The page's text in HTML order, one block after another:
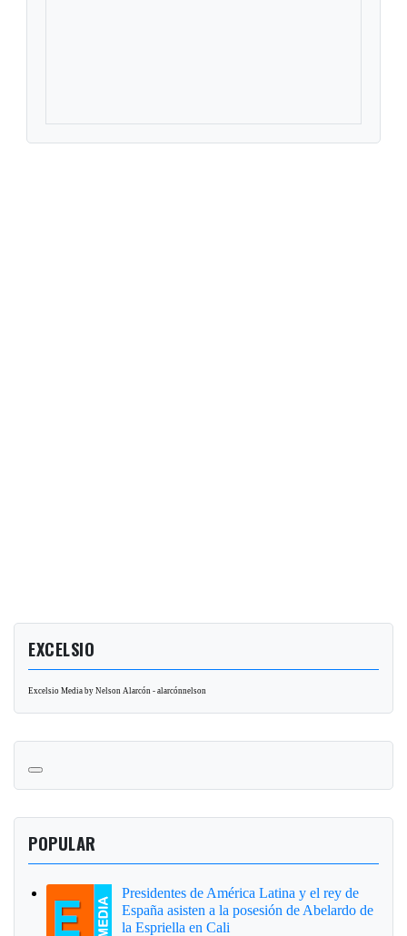
EXCELSIO
Excelsio Media by Nelson Alarcón - alarcónnelson
POPULAR
Presidentes de América Latina y el rey de
España asisten a la posesión de Abelardo de
la Espriella en Cali